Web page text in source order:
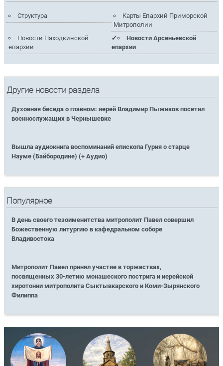
Структура
Карты Епархий Приморской
Митрополии
Новости Находкинской
епархии
Новости Арсеньевской
епархии
Другие новости раздела
Духовная беседа о главном: иерей Владимир Пыжиков посетил
военнослужащих в Чернышевке
Вышла аудиокнига воспоминаний епископа Гурия о старце
Науме (Байбородине) (+ Аудио)
Популярное
В день своего тезоименитства митрополит Павел совершил
Божественную литургию в кафедральном соборе
Владивостока
Митрополит Павел принял участие в торжествах,
посвященных 30-летию монашеского пострига и иерейской
хиротонии митрополита Сыктывкарского и Коми-Зырянского
Филиппа